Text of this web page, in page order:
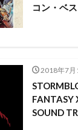
コン・ベス
2018年7月
FANTASY
SOUND